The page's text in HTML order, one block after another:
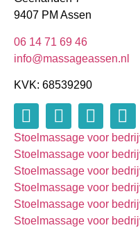
9407 PM Assen
06 14 71 69 46
info@massageassen.nl
KVK: 68539290
Stoelmassage voor
Stoelmassage voor
Stoelmassage voor
Stoelmassage voor
Stoelmassage voor
Stoelmassage voor